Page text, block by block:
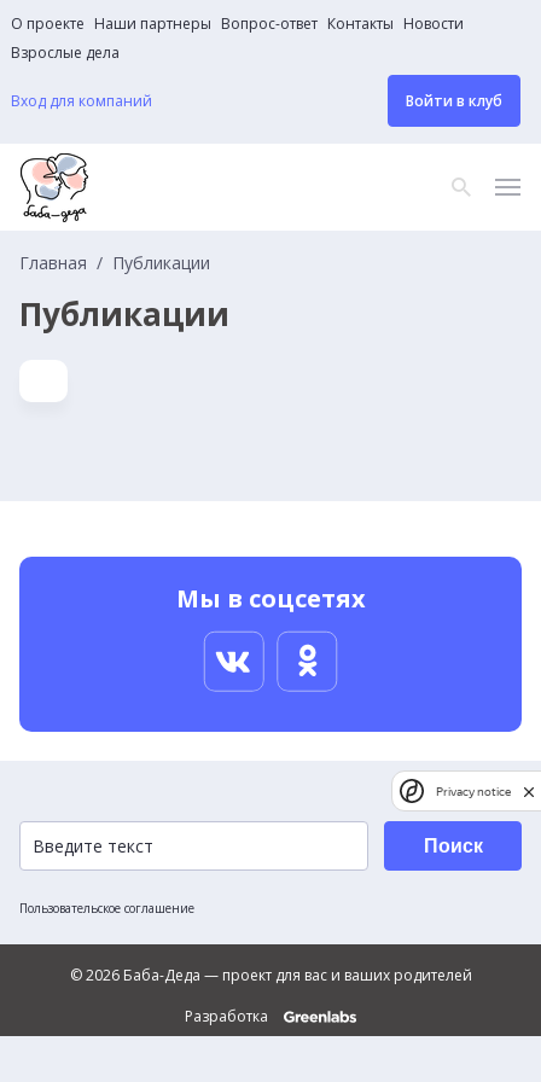
О проекте Наши партнеры Вопрос-ответ Контакты Новости
Взрослые дела
Вход для компаний Войти в клуб
Главная Публикации
Публикации
Мы в соцсетях
Пользовательское соглашение
Поиск
© 2026 Баба-Деда — проект для вас и ваших родителей
Разработка
Privacy notice